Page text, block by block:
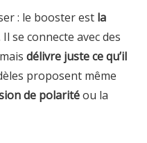
: le booster est la
Il se connecte avec des
délivre juste ce qu’il
proposent même
de polaritéou la